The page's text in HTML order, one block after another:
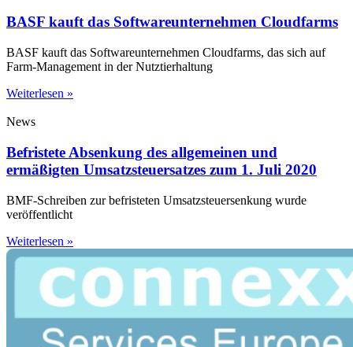
BASF kauft das Softwareunternehmen Cloudfarms
BASF kauft das Softwareunternehmen Cloudfarms, das sich auf
Farm-Management in der Nutztierhaltung
Weiterlesen »
News
Befristete Absenkung des allgemeinen und
ermäßigten Umsatzsteuersatzes zum 1. Juli 2020
BMF-Schreiben zur befristeten Umsatzsteuersenkung wurde
veröffentlicht
Weiterlesen »